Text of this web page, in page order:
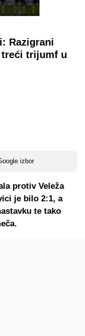
Razigrani
treći trijumf u
izbor
protiv Veleža
je bilo 2:1, a
te tako